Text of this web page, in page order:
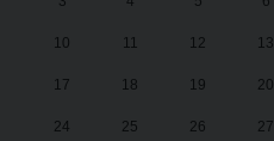
10 11 12 13
17 18 19 20
24 25 26 27